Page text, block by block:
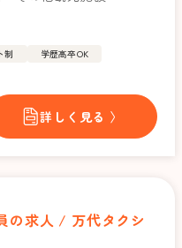
制
学歴高卒OK
詳しく見る 〉
の求人 / 万代タクシ